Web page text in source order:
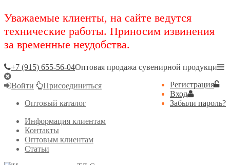
Уважаемые клиенты, на сайте ведутся
технические работы. Приносим извинения
за временные неудобства.
+7 (915) 655-56-04Оптовая продажа сувенирной продукци
Регистрация
Вход
Забыли пароль?
Войти
Присоединиться
Оптовый каталог
Информация клиентам
Контакты
Оптовым клиентам
Статьи